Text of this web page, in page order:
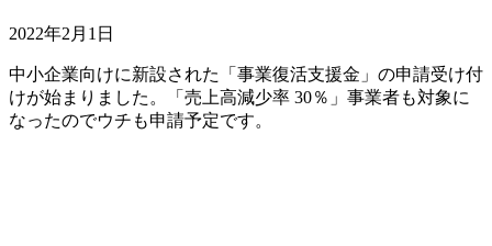
2022年2月1日
中小企業向けに新設された「事業復活支援金」の申請受け付
けが始まりました。「売上高減少率 30％」事業者も対象に
なったのでウチも申請予定です。